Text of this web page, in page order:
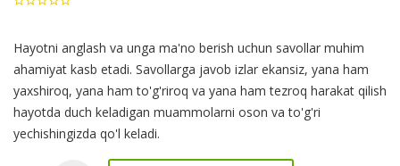
Product
Summery
Hayotni anglash va unga ma'no berish uchun savollar muhim
ahamiyat kasb etadi. Savollarga javob izlar ekansiz, yana ham
yaxshiroq, yana ham to'g'riroq va yana ham tezroq harakat qilish
hayotda duch keladigan muammolarni oson va to'g'ri
yechishingizda qo'l keladi.